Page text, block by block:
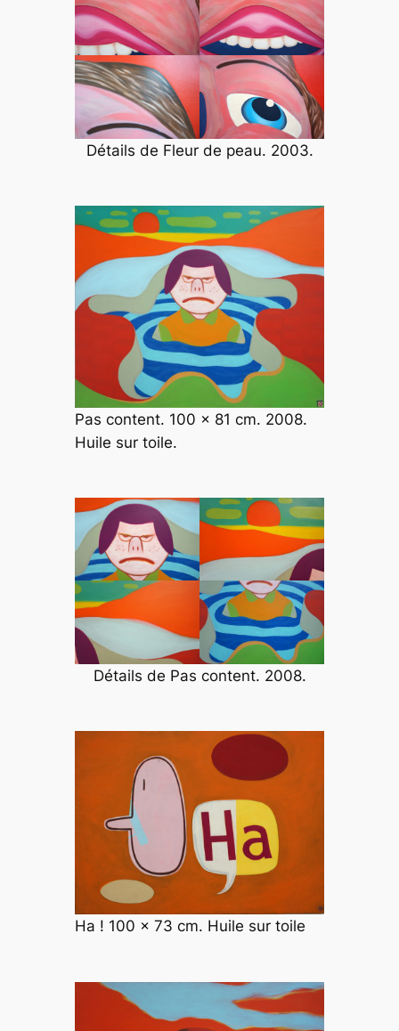
Détails de Fleur de peau. 2003.
Pas content. 100 x 81 cm. 2008.
Huile sur toile.
Détails de Pas content. 2008.
Ha ! 100 x 73 cm. Huile sur toile